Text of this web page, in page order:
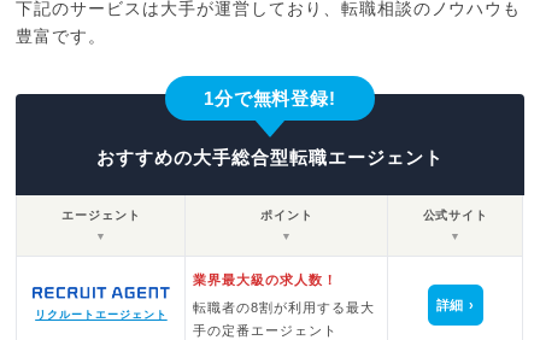
下記のサービスは大手が運営しており、転職相談のノウハウも
豊富です。
1分で無料登録!
おすすめの大手総合型転職エージェント
エージェント
▼
ポイント
▼
公式サイト
▼
リクルートエージェント
業界最大級の求人数！
転職者の8割が利用する最大
手の定番エージェント
詳細